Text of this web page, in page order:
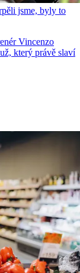
jsme, byly to
Vincenzo
který právě slaví